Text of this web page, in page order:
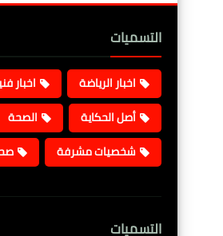
التسميات
اخبار الرياضة اخبار
أصل الحكاية
الصحة
شخصيات مشرفة
التسميات